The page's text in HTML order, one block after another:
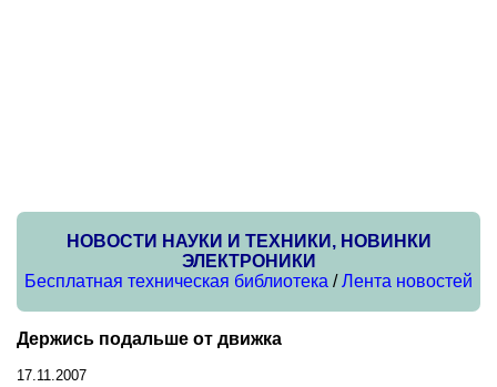
НОВОСТИ НАУКИ И ТЕХНИКИ, НОВИНКИ
ЭЛЕКТРОНИКИ
Бесплатная техническая библиотека /Лента новостей
Держись подальше от движка
17.11.2007